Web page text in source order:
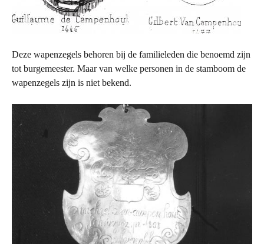
Deze wapenzegels behoren bij de familieleden die benoemd zijn
tot burgemeester. Maar van welke personen in de stamboom de
wapenzegels zijn is niet bekend.